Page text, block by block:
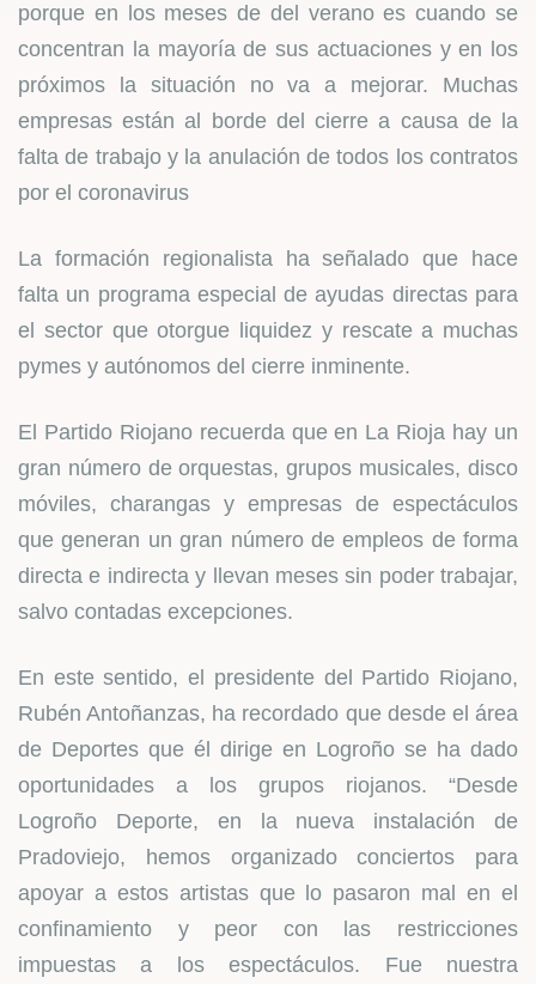
porque en los meses de del verano es cuando se
concentran la mayoría de sus actuaciones y en los
próximos la situación no va a mejorar. Muchas
empresas están al borde del cierre a causa de la
falta de trabajo y la anulación de todos los contratos
por el coronavirus
La formación regionalista ha señalado que hace
falta un programa especial de ayudas directas para
el sector que otorgue liquidez y rescate a muchas
pymes y autónomos del cierre inminente.
El Partido Riojano recuerda que en La Rioja hay un
gran número de orquestas, grupos musicales, disco
móviles, charangas y empresas de espectáculos
que generan un gran número de empleos de forma
directa e indirecta y llevan meses sin poder trabajar,
salvo contadas excepciones.
En este sentido, el presidente del Partido Riojano,
Rubén Antoñanzas, ha recordado que desde el área
de Deportes que él dirige en Logroño se ha dado
oportunidades a los grupos riojanos. “Desde
Logroño Deporte, en la nueva instalación de
Pradoviejo, hemos organizado conciertos para
apoyar a estos artistas que lo pasaron mal en el
confinamiento y peor con las restricciones
impuestas a los espectáculos. Fue nuestra